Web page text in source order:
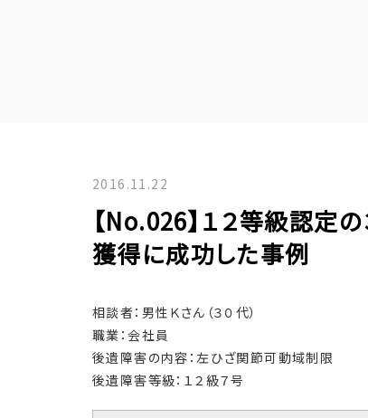
2016.11.22
【No.026】１２等級認定
獲得に成功した事例
相談者：男性Ｋさん（３０代）
職業：会社員
後遺障害の内容：左ひざ関節可動域制限
後遺障害等級：１２級７号